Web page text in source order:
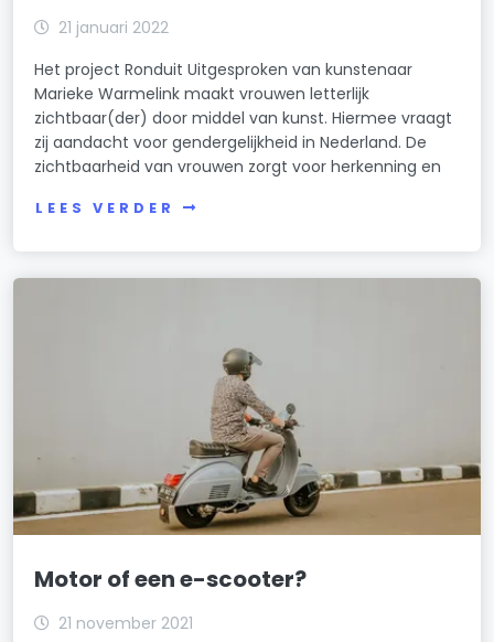
21 januari 2022
Het project Ronduit Uitgesproken van kunstenaar
Marieke Warmelink maakt vrouwen letterlijk
zichtbaar(der) door middel van kunst. Hiermee vraagt
zij aandacht voor gendergelijkheid in Nederland. De
zichtbaarheid van vrouwen zorgt voor herkenning en
LEES VERDER
Motor of een e-scooter?
21 november 2021